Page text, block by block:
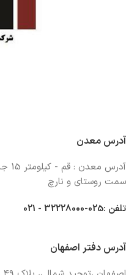
آدرس معدن
سمت روستای و نارچ
تلفن :025-32228000 - 021
آدرس دفتر اصفهان